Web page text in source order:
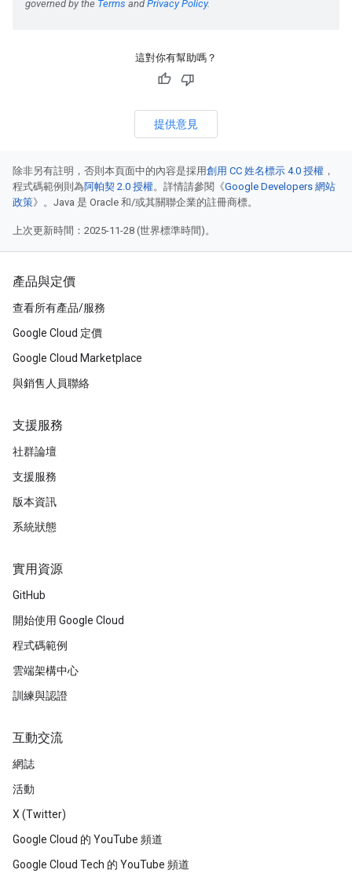
這對你有幫助嗎？
提供意見
除非另有註明，否則本頁面中的內容是採用創用 CC 姓名標示 4.0 授權 ，
程式碼範例則為阿帕契 2.0 授權。詳情請參閱《Google Developers 網站
政策》。Java 是 Oracle 和/或其關聯企業的註冊商標。
上次更新時間：2025-11-28 (世界標準時間)。
產品與定價
查看所有產品/服務
Google Cloud 定價
Google Cloud Marketplace
與銷售人員聯絡
支援服務
社群論壇
支援服務
版本資訊
系統狀態
實用資源
GitHub
開始使用 Google Cloud
程式碼範例
雲端架構中心
訓練與認證
互動交流
網誌
活動
X (Twitter)
Google Cloud 的 YouTube 頻道
Google Cloud Tech 的 YouTube 頻道